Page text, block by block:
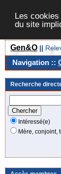
Les
du site
Gen&O ||
Navigation ::
Recherche
Intéressé(e)
Mère, conjoint,